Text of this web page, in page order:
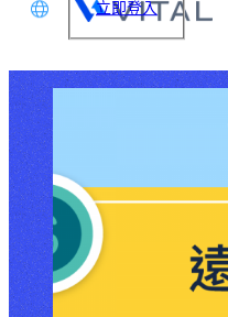
語
中文
立即登入